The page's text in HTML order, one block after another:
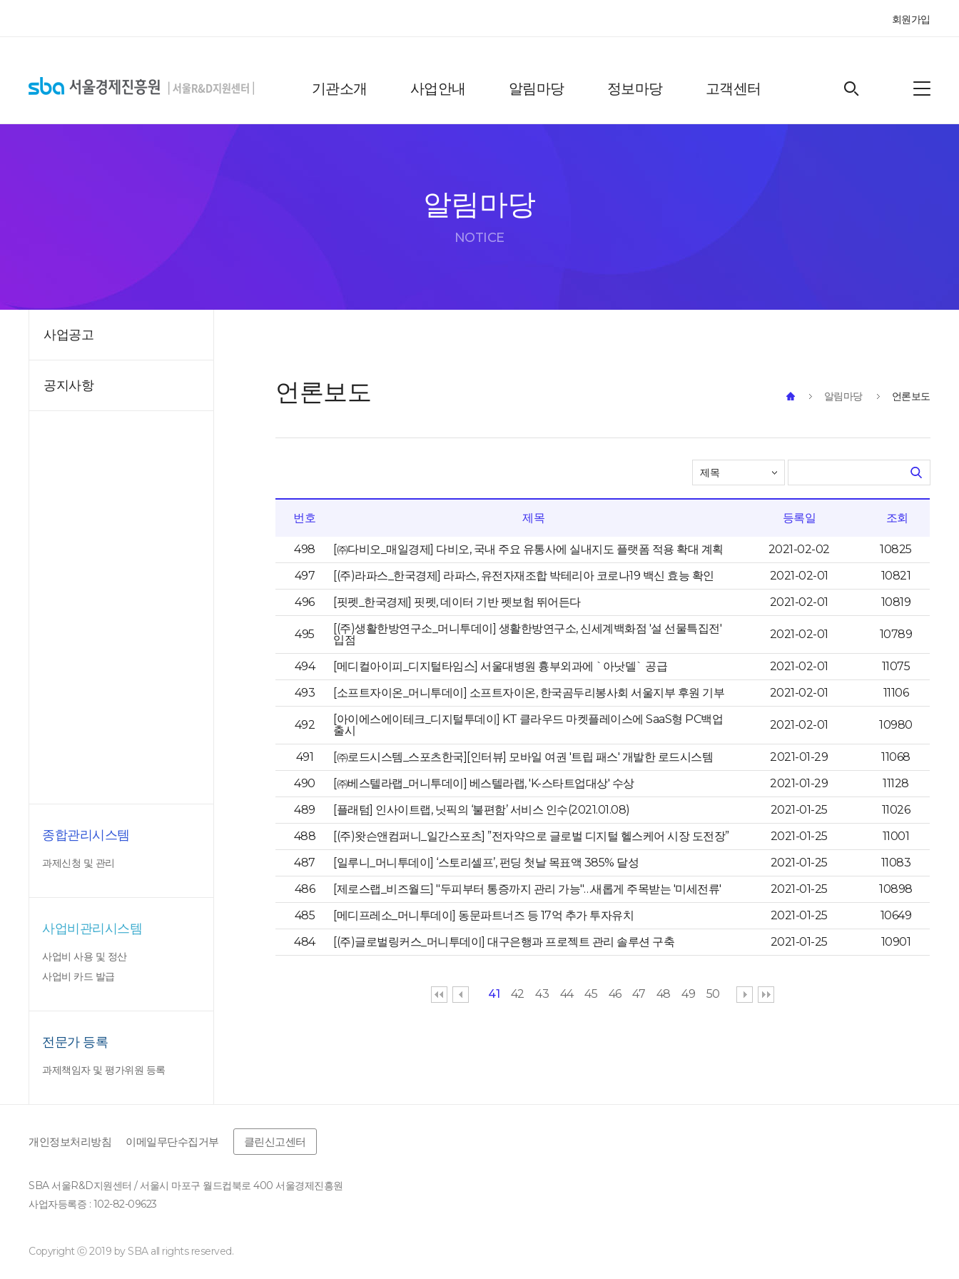
회원가입
기관소개 사업안내 알림마당 정보마당 고객센터
알림마당
NOTICE
사업공고
공지사항
종합관리시스템
과제신청 및 관리
사업비관리시스템
사업비 사용 및 정산
사업비 카드 발급
전문가 등록
과제책임자 및 평가위원 등록
언론보도 알림마당 언론보도
번호 제목 등록일 조회
498 [㈜다비오_매일경제] 다비오, 국내 주요 유통사에 실내지도 플랫폼 적용 확대 계획 2021-02-02
10825
497
[(주)라파스_한국경제] 라파스, 유전자재조합 박테리아 코로나19 백신 효능 확인 2021-02-01
10821
496
[핏펫_한국경제] 핏펫, 데이터 기반 펫보험 뛰어든다 2021-02-01 10819
495
[(주)생활한방연구소_머니투데이] 생활한방연구소, 신세계백화점 '설 선물특집전'
입점
2021-02-01 10789
494 [메디컬아이피_디지털타임스] 서울대병원 흉부외과에 `아낫델` 공급 2021-02-01
11075
493
[소프트자이온_머니투데이] 소프트자이온, 한국곰두리봉사회 서울지부 후원 기부 2021-02-01 11106
492
[아이에스에이테크_디지털투데이] KT 클라우드 마켓플레이스에 SaaS형 PC백업
출시
2021-02-01 10980
491 [㈜로드시스템_스포츠한국][인터뷰] 모바일 여권 '트립 패스' 개발한 로드시스템 2021-01-29
11068
490
[㈜베스텔라랩_머니투데이] 베스텔라랩, 'K-스타트업대상' 수상 2021-01-29
11128
489
[플래텀] 인사이트랩, 닛픽의 ‘불편함’ 서비스 인수(2021.01.08) 2021-01-25
11026
488
[(주)왓슨앤컴퍼니_일간스포츠] ”전자약으로 글로벌 디지털 헬스케어 시장 도전장” 2021-01-25
11001
487
[일루니_머니투데이] ‘스토리셀프’, 펀딩 첫날 목표액 385% 달성 2021-01-25
11083
486
[제로스랩_비즈월드] "두피부터 통증까지 관리 가능"…새롭게 주목받는 '미세전류' 2021-01-25
10898
485
[메디프레소_머니투데이] 동문파트너즈 등 17억 추가 투자유치 2021-01-25
10649
484
[(주)글로벌링커스_머니투데이] 대구은행과 프로젝트 관리 솔루션 구축 2021-01-25 10901
41 42 43 44 45 46 47 48 49 50
개인정보처리방침 이메일무단수집거부 클린신고센터
SBA 서울R&D지원센터 / 서울시 마포구 월드컵북로 400 서울경제진흥원
사업자등록증 : 102-82-09623
Copyright ⓒ 2019 by SBA all rights reserved.